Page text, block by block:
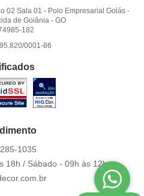
02 Sala 01 - Polo Empresarial Goiás -
de Goiânia- GO
182
0001-86
1035
18h / Sábado - 09h às 12h.